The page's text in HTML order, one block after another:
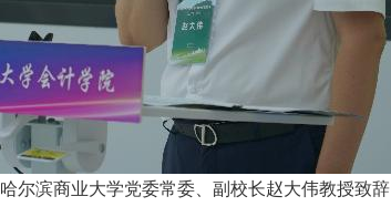
哈尔滨商业大学党委常委、副校长赵大伟教授致辞